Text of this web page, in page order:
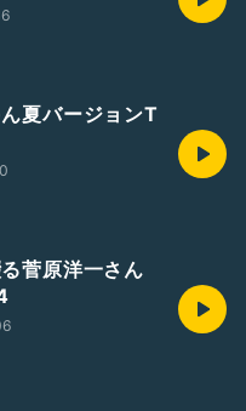
夏バージョンT
菅原洋一さん